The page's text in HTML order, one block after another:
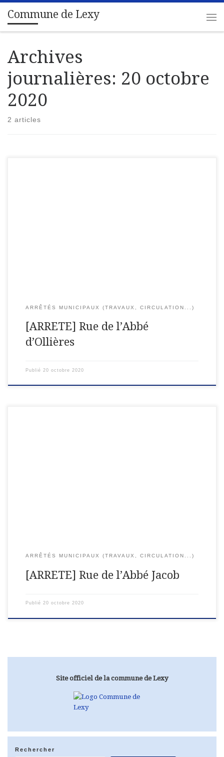
Passer au contenu
Commune de Lexy
Archives
journalières: 20 octobre
2020
2 articles
ARRÊTÉS MUNICIPAUX (TRAVAUX, CIRCULATION...)
[ARRETE] Rue de l’Abbé
d’Ollières
Publié 20 octobre 2020
ARRÊTÉS MUNICIPAUX (TRAVAUX, CIRCULATION...)
[ARRETE] Rue de l’Abbé Jacob
Publié 20 octobre 2020
Site officiel de la commune de Lexy
Rechercher